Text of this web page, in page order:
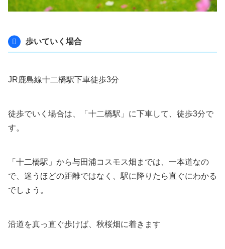
歩いていく場合
JR鹿島線十二橋駅下車徒歩3分
徒歩でいく場合は、「十二橋駅」に下車して、徒歩3分で
す。
「十二橋駅」から与田浦コスモス畑までは、一本道なの
で、迷うほどの距離ではなく、駅に降りたら直ぐにわかる
でしょう。
沿道を真っ直ぐ歩けば、秋桜畑に着きます